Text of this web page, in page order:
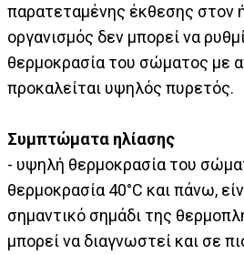
παρατεταμένης έκθεσης στον
οργανισμός δεν μπορεί να
θερμοκρασία του σώματος με
προκαλείται υψηλός πυρετός.
Συμπτώματα ηλίασης
- υψηλή θερμοκρασία του
θερμοκρασία 40°C και πάνω,
σημαντικό σημάδι της
μπορεί να διαγνωστεί και σε